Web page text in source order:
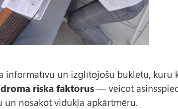
informatīvu un izglītojošu bukletu,
riska faktorus — veicot
un nosakot vidukļa apkārtmēru.